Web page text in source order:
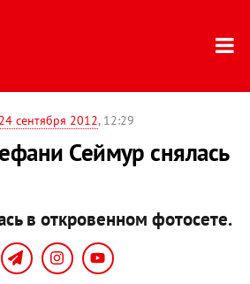
24 сентября 2012, 12:29
Сеймур снялась
в откровенном фотосете.